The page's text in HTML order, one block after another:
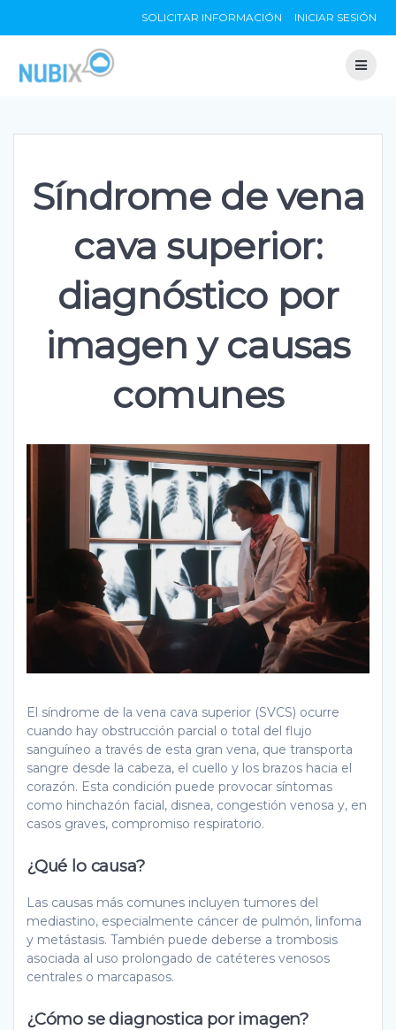
to
SOLICITAR INFORMACIÓN INICIAR SESIÓN
Síndrome de vena
cava superior:
diagnóstico por
imagen y causas
comunes
El síndrome de la vena cava superior (SVCS) ocurre
cuando hay obstrucción parcial o total del flujo
sanguíneo a través de esta gran vena, que transporta
sangre desde la cabeza, el cuello y los brazos hacia el
corazón. Esta condición puede provocar síntomas
como hinchazón facial, disnea, congestión venosa y, en
casos graves, compromiso respiratorio.
¿Qué lo causa?
Las causas más comunes incluyen tumores del
mediastino, especialmente cáncer de pulmón, linfoma
y metástasis. También puede deberse a trombosis
asociada al uso prolongado de catéteres venosos
centrales o marcapasos.
¿Cómo se diagnostica por imagen?